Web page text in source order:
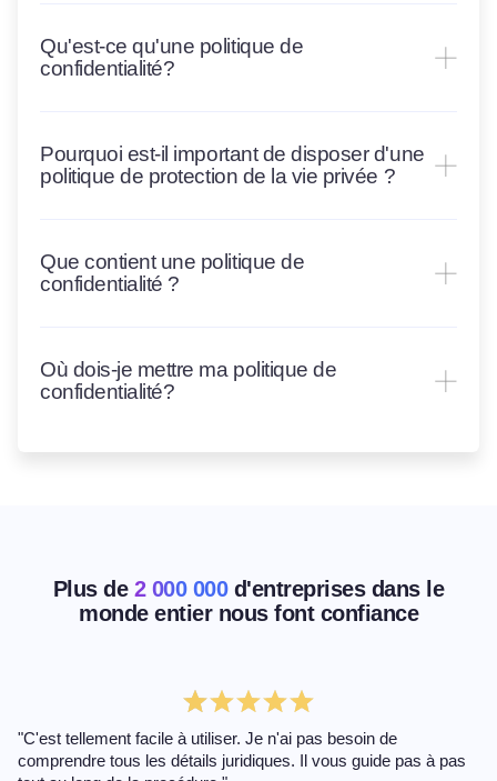
Qu'est-ce qu'une politique de
confidentialité?
Pourquoi est-il important de disposer d'une
politique de protection de la vie privée ?
Que contient une politique de
confidentialité ?
Où dois-je mettre ma politique de
confidentialité?
Plus de 2 000 000 d'entreprises dans le
monde entier nous font confiance
"C'est tellement facile à utiliser. Je n'ai pas besoin de
comprendre tous les détails juridiques. Il vous guide pas à pas